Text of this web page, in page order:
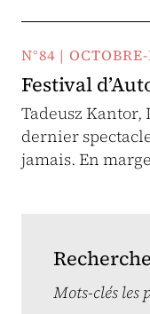
N°84 |
Festival
Tadeusz Kantor,
dernier
jamais. En
Mots-clés les